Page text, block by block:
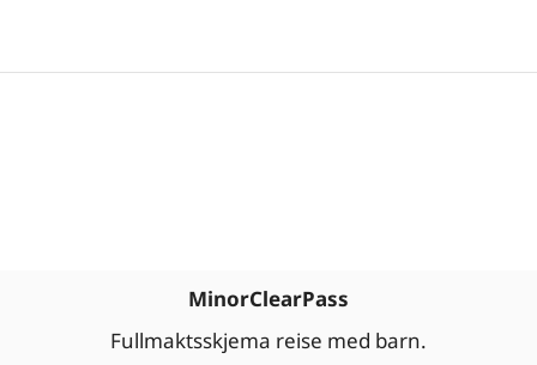
MinorClearPass
Fullmaktsskjema reise med barn.